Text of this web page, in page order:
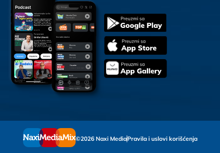
©2026 Naxi MediaPravila i uslovi korišćenja